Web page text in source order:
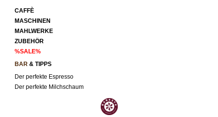
CAFFÈ
MASCHINEN
MAHLWERKE
ZUBEHÖR
%SALE%
BAR & TIPPS
Der perfekte Espresso
Der perfekte Milchschaum